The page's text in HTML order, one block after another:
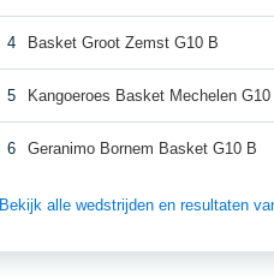
4 Basket Groot Zemst G10 B
5 Kangoeroes Basket Mechelen G10
6 Geranimo Bornem Basket G10 B
Bekijk alle wedstrijden en resultaten